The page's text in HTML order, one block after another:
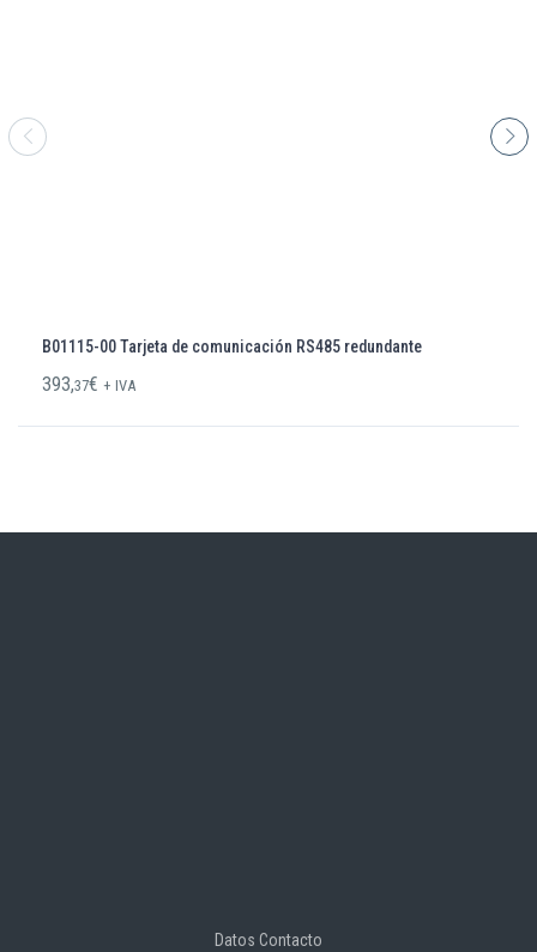
B01115-00 Tarjeta de comunicación RS485 redundante
393,37€ + IVA
Datos Contacto